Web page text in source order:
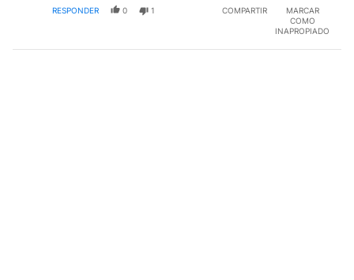
RESPONDER 0 1 COMPARTIR
MARCAR
COMO
INAPROPIADO